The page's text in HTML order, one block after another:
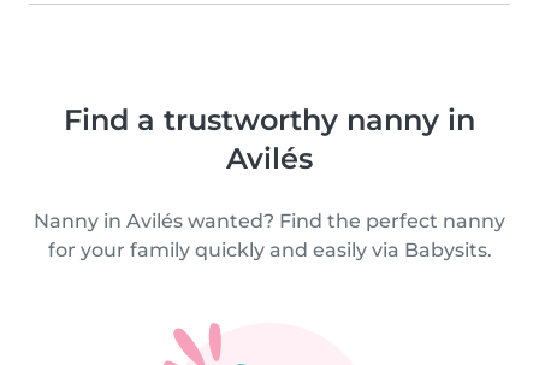
Find a trustworthy nanny in
Avilés
Nanny in Avilés wanted? Find the perfect nanny
for your family quickly and easily via Babysits.